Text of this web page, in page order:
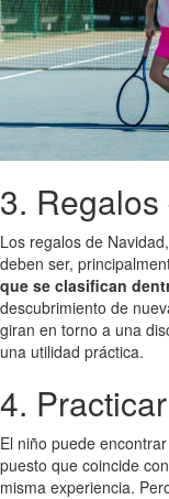
3.
Los regalos de
deben ser,
que se clasifican
descubrimiento de
giran en torno a una
una utilidad práctica.
4.
El niño puede
puesto que coincide
misma experiencia.